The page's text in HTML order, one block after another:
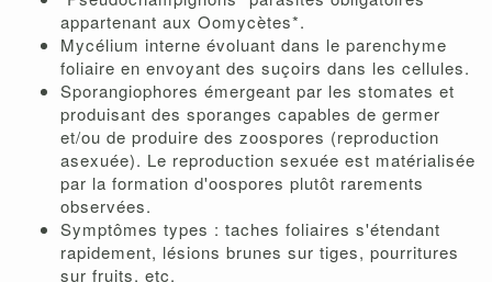
appartenant aux Oomycètes*.
Mycélium interne évoluant dans le parenchyme
foliaire en envoyant des suçoirs dans les cellules.
Sporangiophores émergeant par les stomates et
produisant des sporanges capables de germer
et/ou de produire des zoospores (reproduction
asexuée). Le reproduction sexuée est matérialisée
par la formation d'oospores plutôt rarements
observées.
Symptômes types : taches foliaires s'étendant
rapidement, lésions brunes sur tiges, pourritures
sur fruits, etc.